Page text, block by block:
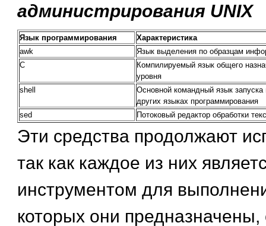
администрирования UNIX
Язык программирования
Характеристика
awk
Язык выделения по образцам
C
Компилируемый язык общего
уровня
shell
Основной командный язык
других языках программирования
sed
Потоковый редактор обработки
Эти средства продолжают
так как каждое из них
инструментом для
которых они предназначены,